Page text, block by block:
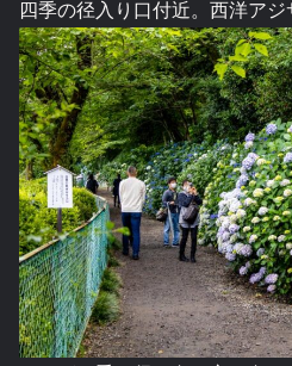
四季の径入り口付近。西洋アジ